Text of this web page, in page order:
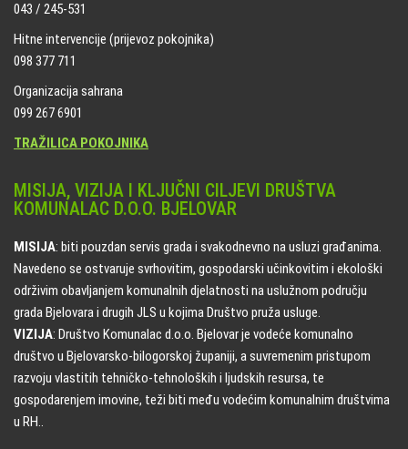
043 / 245-531
Hitne intervencije (prijevoz pokojnika)
098 377 711
Organizacija sahrana
099 267 6901
TRAŽILICA POKOJNIKA
MISIJA, VIZIJA I KLJUČNI CILJEVI DRUŠTVA
KOMUNALAC D.O.O. BJELOVAR
MISIJA: biti pouzdan servis grada i svakodnevno na usluzi građanima.
Navedeno se ostvaruje svrhovitim, gospodarski učinkovitim i ekološki
održivim obavljanjem komunalnih djelatnosti na uslužnom području
grada Bjelovara i drugih JLS u kojima Društvo pruža usluge.
VIZIJA: Društvo Komunalac d.o.o. Bjelovar je vodeće komunalno
društvo u Bjelovarsko-bilogorskoj županiji, a suvremenim pristupom
razvoju vlastitih tehničko-tehnoloških i ljudskih resursa, te
gospodarenjem imovine, teži biti među vodećim komunalnim društvima
u RH..